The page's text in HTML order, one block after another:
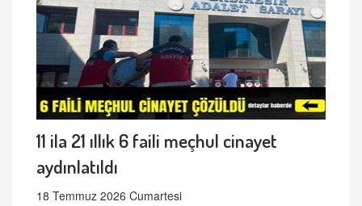
11 ila 21 ıllık 6 faili meçhul cinayet
aydınlatıldı
18 Temmuz 2026 Cumartesi